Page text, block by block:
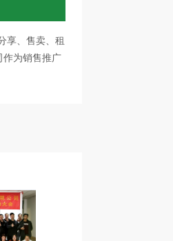
享、售卖、租
作为销售推广